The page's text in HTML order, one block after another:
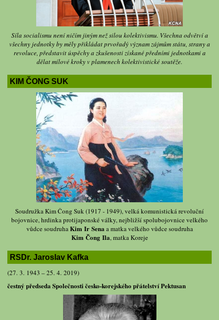
Síla socialismu není ničím jiným než silou kolektivismu. Všechna odvětví a
všechny jednotky by měly přikládat prvořadý význam zájmům státu, strany a
revoluce, představit úspěchy a zkušenosti získané předními jednotkami a
dělat mílové kroky v plamenech kolektivistické soutěže.
KIM ČONG SUK
Soudružka Kim Čong Suk (1917 - 1949), velká komunistická revoluční
bojovnice, hrdinka protijaponské války, nejbližší spolubojovnice velkého
vůdce soudruhaKim Ir Sena a matka velkého vůdce soudruha
Kim Čong Ila, matka Koreje
RSDr. Jaroslav Kafka
(27. 3. 1943 – 25. 4. 2019)
čestný předseda Společnosti česko-korejského přátelství Pektusan